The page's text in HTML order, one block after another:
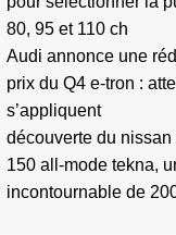
80, 95 et 110 ch
Audi annonce une
prix du Q4 e-tron :
s’appliquent
découverte du
150 all-mode tekna,
incontournable de